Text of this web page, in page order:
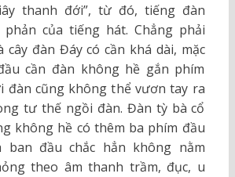
thanh đới”, từ đó, tiếng đàn
của tiếng hát. Chẳng phải
cây đàn Đáy có cần khá dài, mặc
cần đàn không hề gắn phím
đàn cũng không thể vươn tay ra
tư thế ngồi đàn. Đàn tỳ bà cổ
không hề có thêm ba phím đầu
ban đầu chắc hẳn không nằm
theo âm thanh trầm, đục, u